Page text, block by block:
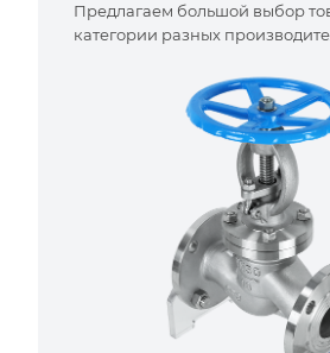
Предлагаем большой выбор
категории разных